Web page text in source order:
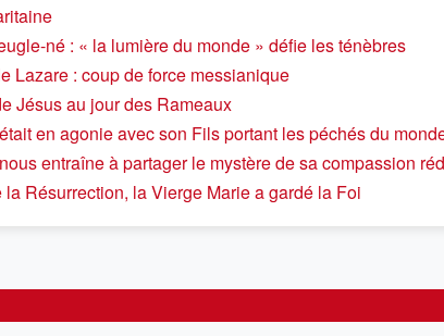
né : « la lumière du monde » défie les ténèbres
Lazare : coup de force messianique
Jésus au jour des Rameaux
en agonie avec son Fils portant les péchés du
entraîne à partager le mystère de sa compassion
la Résurrection, la Vierge Marie a gardé la Foi